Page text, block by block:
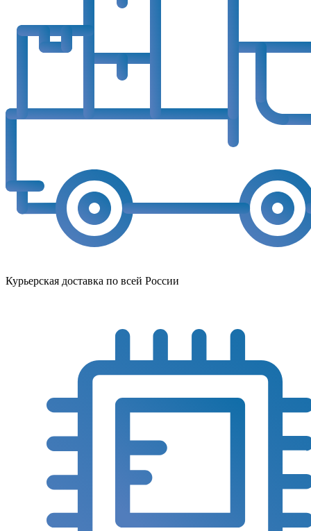
Курьерская доставка по всей России